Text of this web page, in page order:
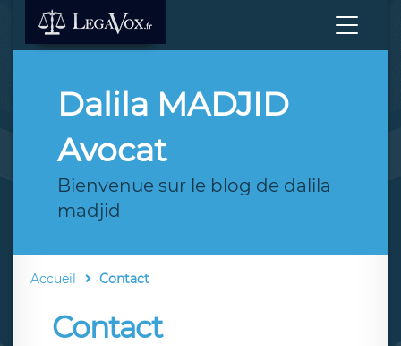
Dalila MADJID
Avocat
Bienvenue sur le blog de dalila
madjid
Accueil Contact
Contact